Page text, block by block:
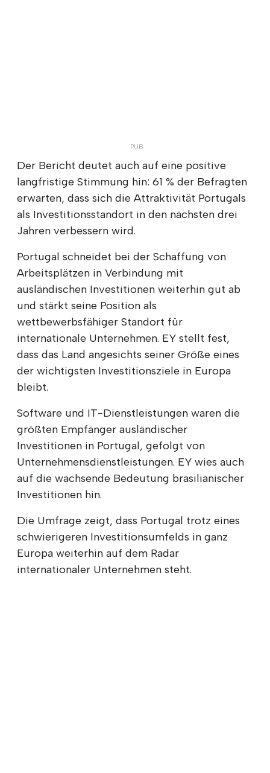
Der Bericht deutet auch auf eine positive
langfristige Stimmung hin: 61 % der Befragten
erwarten, dass sich die Attraktivität Portugals
als Investitionsstandort in den nächsten drei
Jahren verbessern wird.
Portugal schneidet bei der Schaffung von
Arbeitsplätzen in Verbindung mit
ausländischen Investitionen weiterhin gut ab
und stärkt seine Position als
wettbewerbsfähiger Standort für
internationale Unternehmen. EY stellt fest,
dass das Land angesichts seiner Größe eines
der wichtigsten Investitionsziele in Europa
bleibt.
Software und IT-Dienstleistungen waren die
größten Empfänger ausländischer
Investitionen in Portugal, gefolgt von
Unternehmensdienstleistungen. EY wies auch
auf die wachsende Bedeutung brasilianischer
Investitionen hin.
Die Umfrage zeigt, dass Portugal trotz eines
schwierigeren Investitionsumfelds in ganz
Europa weiterhin auf dem Radar
internationaler Unternehmen steht.